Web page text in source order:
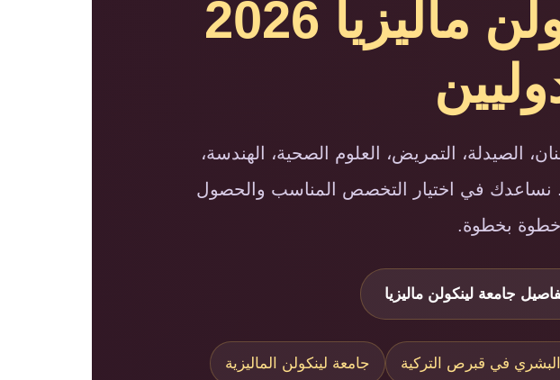
تخصصات جامعة لينكولن ماليزيا 2026
التمريض، العلوم الصحية، الهندسة،
نساعدك في اختيار التخصص المناسب والحصول
بخطوة.
جامعة لينكولن ماليزيا
في قبرص التركية جامعة لينكولن الماليزية